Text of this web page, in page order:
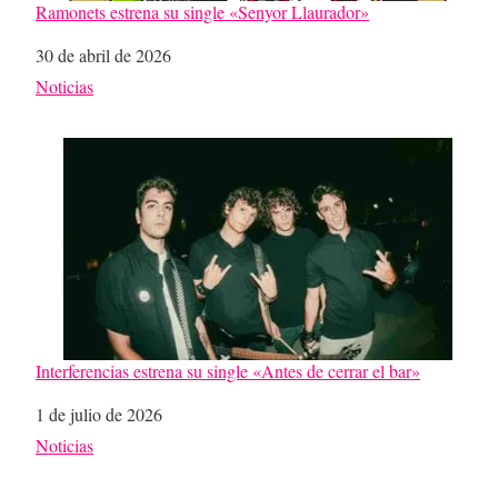
Ramonets estrena su single «Senyor Llaurador»
Fecha
30 de abril de 2026
Respecto a
Noticias
Interferencias estrena su single «Antes de cerrar el bar»
Fecha
1 de julio de 2026
Respecto a
Noticias